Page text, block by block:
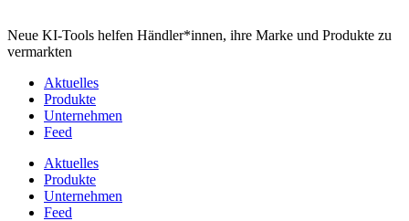
Neue KI-Tools helfen Händler*innen, ihre Marke und Produkte zu
vermarkten
Aktuelles
Produkte
Unternehmen
Feed
Aktuelles
Produkte
Unternehmen
Feed